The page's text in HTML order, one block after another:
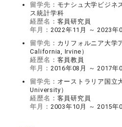
留学先： モナシュ大学ビジネ
ス統計学科
経歴名： 客員研究員
年月： 2022年11月 ～ 2023年
留学先： カリフォルニア大学
California, Irvine）
経歴名： 客員教員
年月： 2016年08月 ～ 2017年
留学先： オーストラリア国立
University）
経歴名： 客員研究員
年月： 2003年10月 ～ 2015年